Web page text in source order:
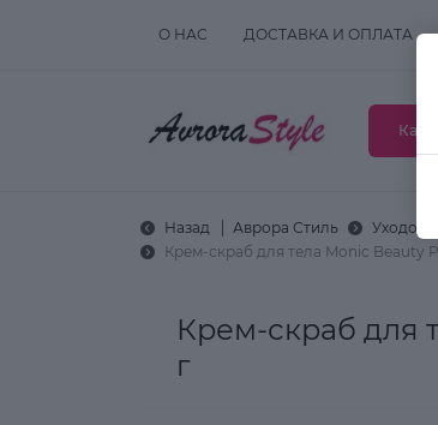
О НАС ДОСТАВКА И ОПЛАТА
Назад Аврора Стиль
Крем-скраб для тела Monic Beauty
Крем-скраб для
г